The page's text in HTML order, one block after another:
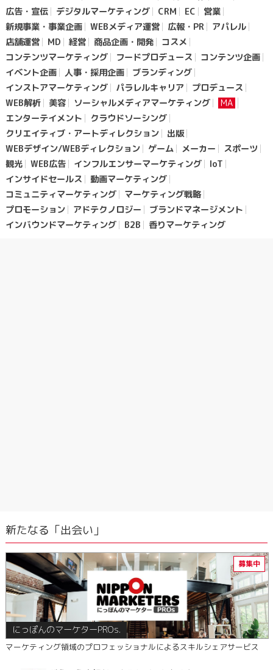
広告・宣伝
デジタルマーケティング CRM EC
営業
新規事業・事業企画
WEBメディア運営 広報・PR
アパレル
店舗運営
MD 経営 商品企画・開発
コスメ
コンテンツマーケティング
フードプロデュース
コンテンツ企画
イベント企画
人事・採用企画
ブランディング
インストアマーケティング
パラレルキャリア
プロデュース
WEB解析
美容 ソーシャルメディアマーケティング
MA
エンターテイメント
クラウドソーシング
クリエイティブ・アートディレクション
出版
WEBデザイン/WEBディレクション
ゲーム メーカー
スポーツ
観光
WEB広告 インフルエンサーマーケティング
loT
インサイドセールス
動画マーケティング
コミュニティマーケティング
マーケティング戦略
プロモーション
アドテクノロジー
ブランドマネージメント
インバウンドマーケティング
B2B 香りマーケティング
新たなる「出会い」
にっぽんのマーケターPROs.
マーケティング領域のプロフェッショナルによるスキルシェアサービス